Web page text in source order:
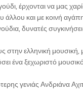
έρχονται να μας
και με κοινή
δυνατές
ελληνική μουσική,
ένα ξεχωριστό μουσικό
γενιάς Ανδριάνα